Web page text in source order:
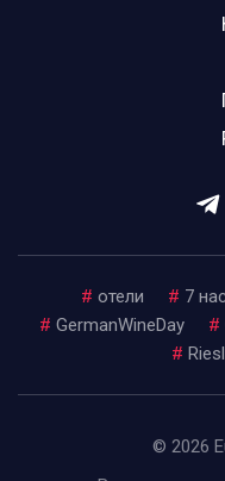
# отели # 7
# GermanWineDay #
#
© 2026